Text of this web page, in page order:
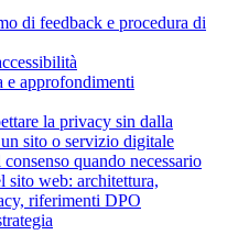
di feedback e procedura di
e approfondimenti
la privacy sin dalla
sito o servizio digitale
quando necessario
sito web: architettura,
riferimenti DPO